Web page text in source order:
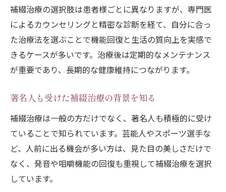
補綴治療の選択肢は患者様ごとに異なりますが、専門医
によるカウンセリングと精密な診断を経て、自分に合っ
た治療法を選ぶことで機能回復と生活の質向上を実感で
きるケースが多いです。治療後は定期的なメンテナンス
が重要であり、長期的な健康維持につながります。
著名人も受けた補綴治療の背景を知る
補綴治療は一般の方だけでなく、著名人も積極的に受け
ていることで知られています。芸能人やスポーツ選手な
ど、人前に出る機会が多い方は、見た目の美しさだけで
なく、発音や咀嚼機能の回復も重視して補綴治療を選択
しています。